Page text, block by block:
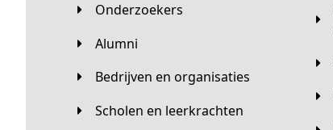
Onderzoekers
Alumni
Bedrijven en organisaties
Scholen en leerkrachten